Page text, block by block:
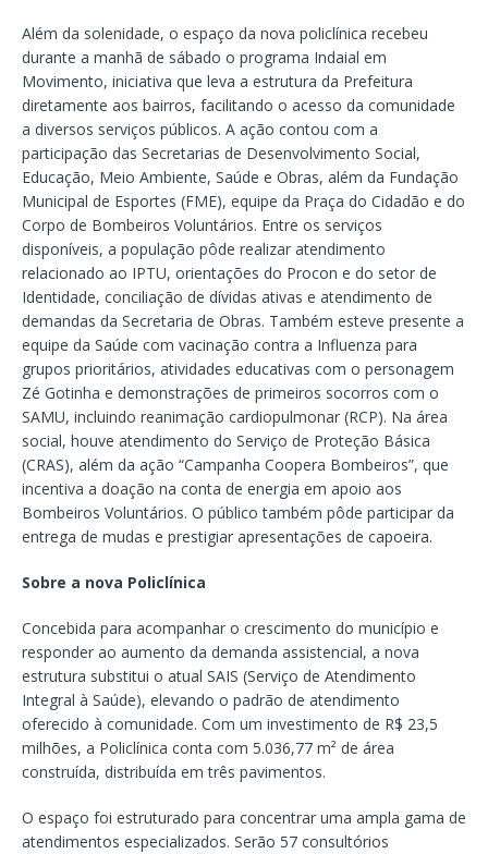
Além da solenidade, o espaço da nova policlínica recebeu
durante a manhã de sábado o programa Indaial em
Movimento, iniciativa que leva a estrutura da Prefeitura
diretamente aos bairros, facilitando o acesso da comunidade
a diversos serviços públicos. A ação contou com a
participação das Secretarias de Desenvolvimento Social,
Educação, Meio Ambiente, Saúde e Obras, além da Fundação
Municipal de Esportes (FME), equipe da Praça do Cidadão e do
Corpo de Bombeiros Voluntários. Entre os serviços
disponíveis, a população pôde realizar atendimento
relacionado ao IPTU, orientações do Procon e do setor de
Identidade, conciliação de dívidas ativas e atendimento de
demandas da Secretaria de Obras. Também esteve presente a
equipe da Saúde com vacinação contra a Influenza para
grupos prioritários, atividades educativas com o personagem
Zé Gotinha e demonstrações de primeiros socorros com o
SAMU, incluindo reanimação cardiopulmonar (RCP). Na área
social, houve atendimento do Serviço de Proteção Básica
(CRAS), além da ação “Campanha Coopera Bombeiros”, que
incentiva a doação na conta de energia em apoio aos
Bombeiros Voluntários. O público também pôde participar da
entrega de mudas e prestigiar apresentações de capoeira.
Sobre a nova Policlínica
Concebida para acompanhar o crescimento do município e
responder ao aumento da demanda assistencial, a nova
estrutura substitui o atual SAIS (Serviço de Atendimento
Integral à Saúde), elevando o padrão de atendimento
oferecido à comunidade. Com um investimento de R$ 23,5
milhões, a Policlínica conta com 5.036,77 m² de área
construída, distribuída em três pavimentos.
O espaço foi estruturado para concentrar uma ampla gama de
atendimentos especializados. Serão 57 consultórios